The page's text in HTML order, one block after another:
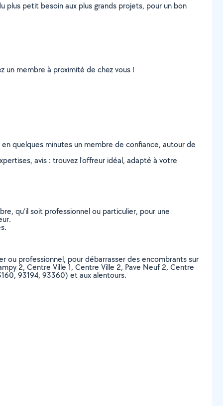
plus petit besoin aux plus grands projets, pour un bon
un membre à proximité de chez vous !
quelques minutes un membre de confiance, autour de
avis : trouvez l'offreur idéal, adapté à votre
qu’il soit professionnel ou particulier, pour une
ou professionnel, pour débarrasser des encombrants sur
2, Centre Ville 1, Centre Ville 2, Pave Neuf 2, Centre
93194, 93360) et aux alentours.